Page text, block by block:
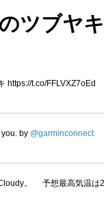
ツブヤキ
https://t.co/FFLVXZ7oEd
by @garminconnect
。 予想最高気温